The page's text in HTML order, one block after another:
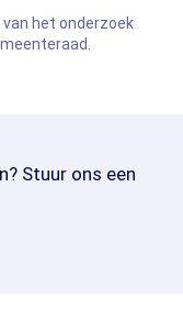
het onderzoek
Stuur ons een